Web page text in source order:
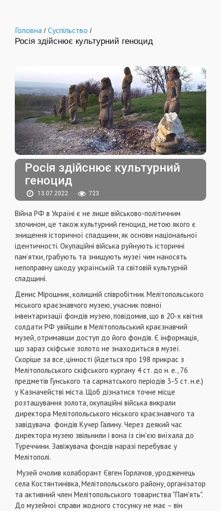
Головна / Суспільство /
Росія здійснює культурний геноцид
Росія здійснює культурний
геноцид
13.07.2022 723
Війна РФ в Україні є не лише військово-політичним
злочином, це також культурний геноцид, метою якого є
знищення історичної спадщини, як основи національної
ідентичності. Окупаційні війська руйнують історичні
пам’ятки, грабують та знищують музеї чим наносять
непоправну шкоду українській та світовій культурній
спадщині.
Денис Мірошник, колишній співробітник Мелітопольського
міського краєзнавчого музею, учасник повної
інвентаризації фондів музею, повідомив, що в 20-х квітня
солдати РФ увійшли в Мелітопольський краєзнавчий
музей, отримавши доступ до його фондів. Є інформація,
що зараз скіфське золото не знаходиться в музеї.
Скоріше за все, цінності (йдеться про 198 прикрас з
Мелітопольського скіфського кургану 4 ст. до н. е., 76
предметів Гунського та сарматського періодів 3-5 ст. н.е.)
у Казначействі міста. Щоб дізнатися точне місце
розташування золота, окупаційні війська викрали
директора Мелітопольського міського краєзнавчого та
завідувача ​ фондів Кучер Галину. Через деякий час
директора музею звільнили і вона із сім'єю виїхала до
Туреччини. Завіжувача фондів наразі перебуває у
Мелітополі.
Музей очолив колаборант Євген Горлачов, уродженець
села Костянтинівка, Мелітопольського району, організатор
та активний член Мелітопольського товариства "Пам'ять".
До музейної справи жодного стосунку не має – він